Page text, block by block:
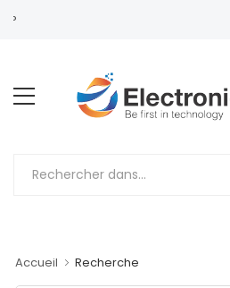
BIENVENUE À
Accueil Recherche